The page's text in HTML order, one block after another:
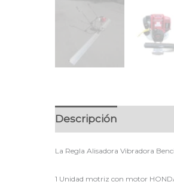
Descripción
La Regla Alisadora Vibradora
1 Unidad motriz con motor